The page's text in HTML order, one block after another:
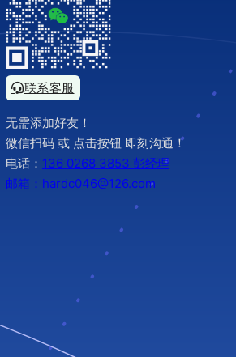
联系客服
无需添加好友！
微信扫码 或 点击按钮 即刻沟通！
电话： 136 0268 3853 彭经理
邮箱：hardc046@126.com